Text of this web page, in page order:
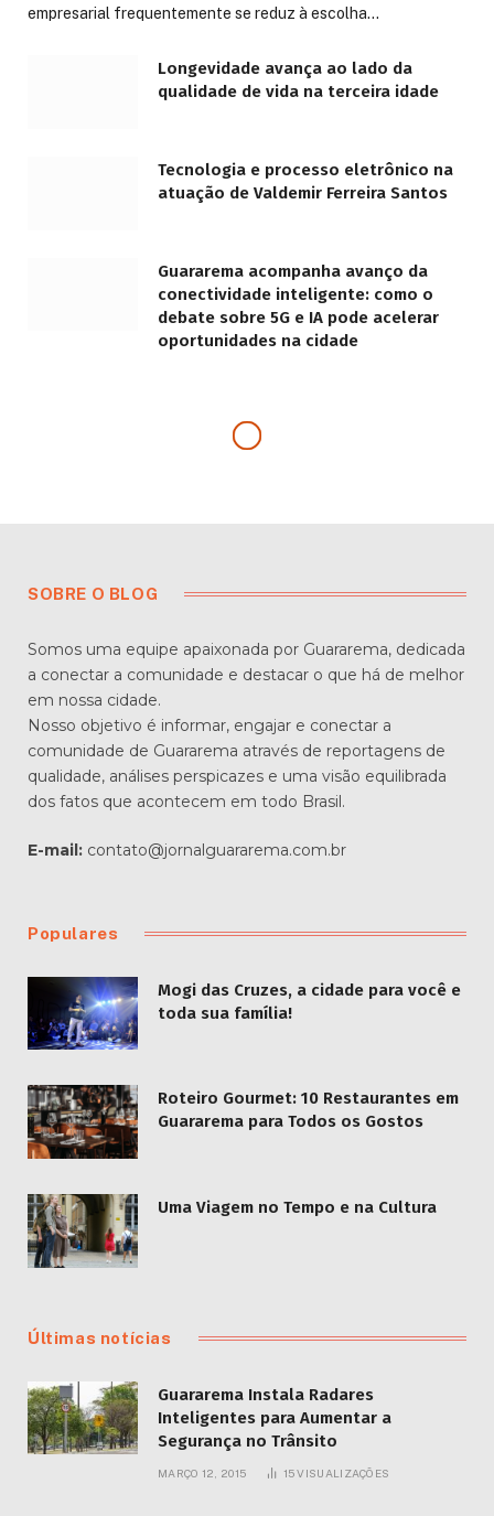
empresarial frequentemente se reduz à escolha…
Longevidade avança ao lado da
qualidade de vida na terceira idade
Tecnologia e processo eletrônico na
atuação de Valdemir Ferreira Santos
Guararema acompanha avanço da
conectividade inteligente: como o
debate sobre 5G e IA pode acelerar
oportunidades na cidade
SOBRE O BLOG
Somos uma equipe apaixonada por Guararema, dedicada
a conectar a comunidade e destacar o que há de melhor
em nossa cidade.
Nosso objetivo é informar, engajar e conectar a
comunidade de Guararema através de reportagens de
qualidade, análises perspicazes e uma visão equilibrada
dos fatos que acontecem em todo Brasil.
E-mail: contato@jornalguararema.com.br
Populares
Mogi das Cruzes, a cidade para você e
toda sua família!
Roteiro Gourmet: 10 Restaurantes em
Guararema para Todos os Gostos
Uma Viagem no Tempo e na Cultura
Últimas notícias
Guararema Instala Radares
Inteligentes para Aumentar a
Segurança no Trânsito
MARÇO 12, 2015 15VISUALIZAÇÕES